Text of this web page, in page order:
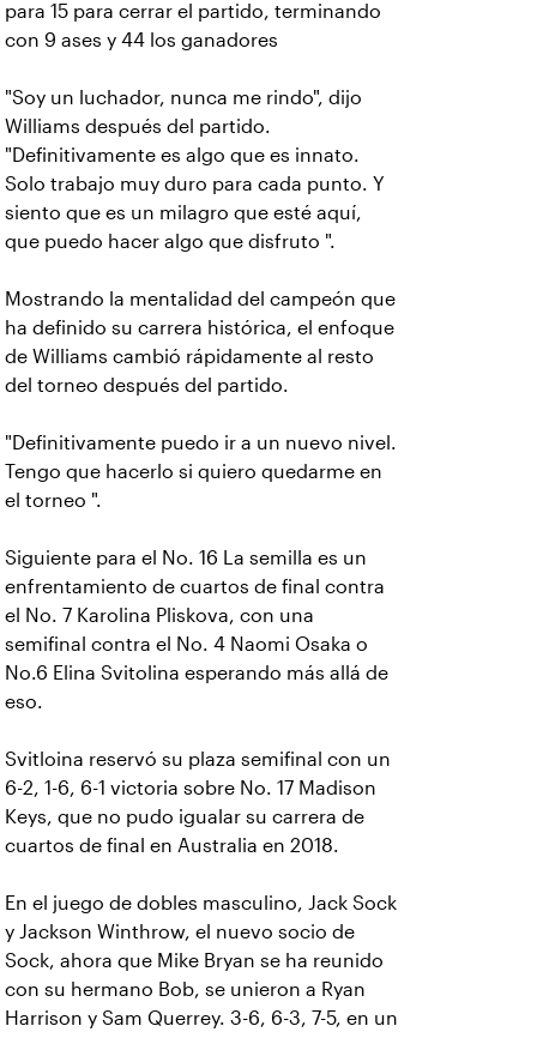
para 15 para cerrar el partido, terminando
con 9 ases y 44 los ganadores
"Soy un luchador, nunca me rindo", dijo
Williams después del partido.
"Definitivamente es algo que es innato.
Solo trabajo muy duro para cada punto. Y
siento que es un milagro que esté aquí,
que puedo hacer algo que disfruto ".
Mostrando la mentalidad del campeón que
ha definido su carrera histórica, el enfoque
de Williams cambió rápidamente al resto
del torneo después del partido.
"Definitivamente puedo ir a un nuevo nivel.
Tengo que hacerlo si quiero quedarme en
el torneo ".
Siguiente para el No. 16 La semilla es un
enfrentamiento de cuartos de final contra
el No. 7 Karolina Pliskova, con una
semifinal contra el No. 4 Naomi Osaka o
No.6 Elina Svitolina esperando más allá de
eso.
Svitloina reservó su plaza semifinal con un
6-2, 1-6, 6-1 victoria sobre No. 17 Madison
Keys, que no pudo igualar su carrera de
cuartos de final en Australia en 2018.
En el juego de dobles masculino, Jack Sock
y Jackson Winthrow, el nuevo socio de
Sock, ahora que Mike Bryan se ha reunido
con su hermano Bob, se unieron a Ryan
Harrison y Sam Querrey. 3-6, 6-3, 7-5, en un